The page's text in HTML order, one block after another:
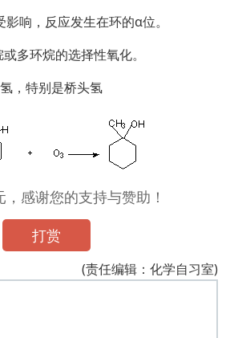
响，反应发生在环的α位。
环烷的选择性氧化。
，特别是桥头氢
，感谢您的支持与赞助！
打赏
(责任编辑：化学自习室)